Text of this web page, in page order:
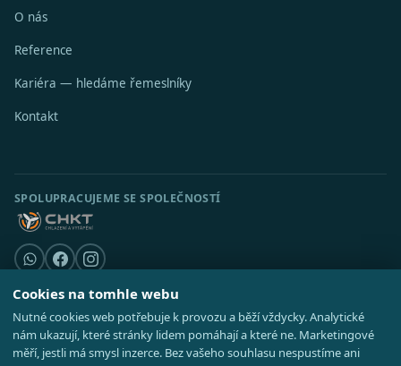
O nás
Reference
Kariéra — hledáme řemeslníky
Kontakt
SPOLUPRACUJEME SE SPOLEČNOSTÍ
© 2026 Stavební středisko s.r.o. · IČO 08521514 ·Poradna·Kde působíme
·Realizace
GDPR ·Cookies·Nastavení cookies·Mapa webu
Cookies na tomhle webu
Nutné cookies web potřebuje k provozu a běží vždycky. Analytické
nám ukazují, které stránky lidem pomáhají a které ne. Marketingové
měří, jestli má smysl inzerce. Bez vašeho souhlasu nespustíme ani